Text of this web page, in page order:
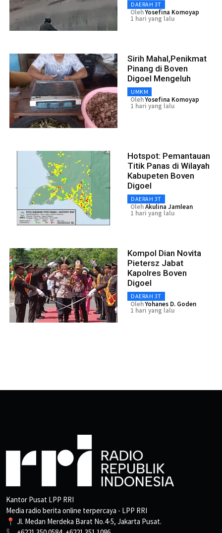
DAERAH 3T
OlehYosefina Komoyap
1 hari yang lalu
Sirih Mahal,Penikmat
Pinang di Boven
Digoel Mengeluh
UMKM
OlehYosefina Komoyap
1 hari yang lalu
Hotspot: Pemantauan
Titik Panas di Wilayah
Kabupeten Boven
Digoel
DAERAH 3T
OlehAkulina Jamlean
1 hari yang lalu
Kompol Dian Novita
Pietersz Jabat
Kapolres Boven
Digoel
DAERAH 3T
OlehYohanes D. Goden
1 hari yang lalu
Kantor Pusat LPP RRI
Media radio berita online terpercaya - LPP RRI
📍 Jl. Medan Merdeka Barat No.4-5, Jakarta Pusat.